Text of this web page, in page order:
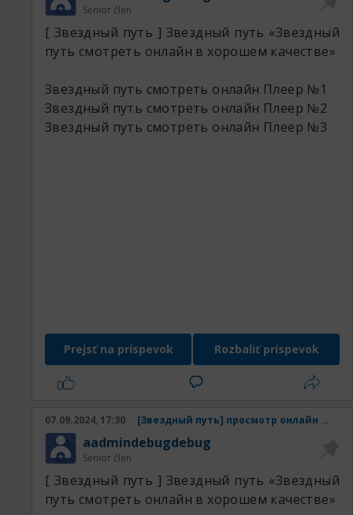
Senior člen
[ Звездный путь ] Звездный путь «Звездный
путь смотреть онлайн в хорошем качестве»
Звездный путь смотреть онлайн Плеер №1
Звездный путь смотреть онлайн Плеер №2
Звездный путь смотреть онлайн Плеер №3
Prejsť na príspevok Rozbaliť príspevok
07.09.2024, 17:30 [Звездный путь] просмотр онлайн Звездный путь смотреть онлайн в хорошем качестве
aadmindebugdebug
Senior člen
[ Звездный путь ] Звездный путь «Звездный
путь смотреть онлайн в хорошем качестве»